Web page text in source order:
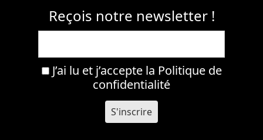
Reçois notre newsletter !
J’ai lu et j’accepte la Politique de
confidentialité